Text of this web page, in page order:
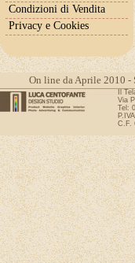
Condizioni di Vendita
Privacy e Cookies
On line da Aprile 2010
Il
Via
Tel:
C.F.